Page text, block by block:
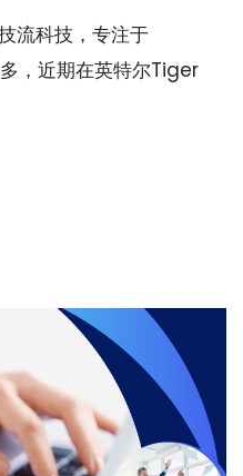
流科技，专注于
，近期在英特尔Tiger